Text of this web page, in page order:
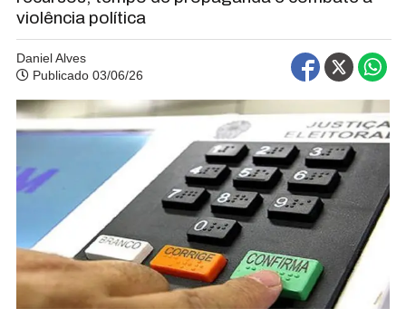
violência política
Daniel Alves
Publicado 03/06/26